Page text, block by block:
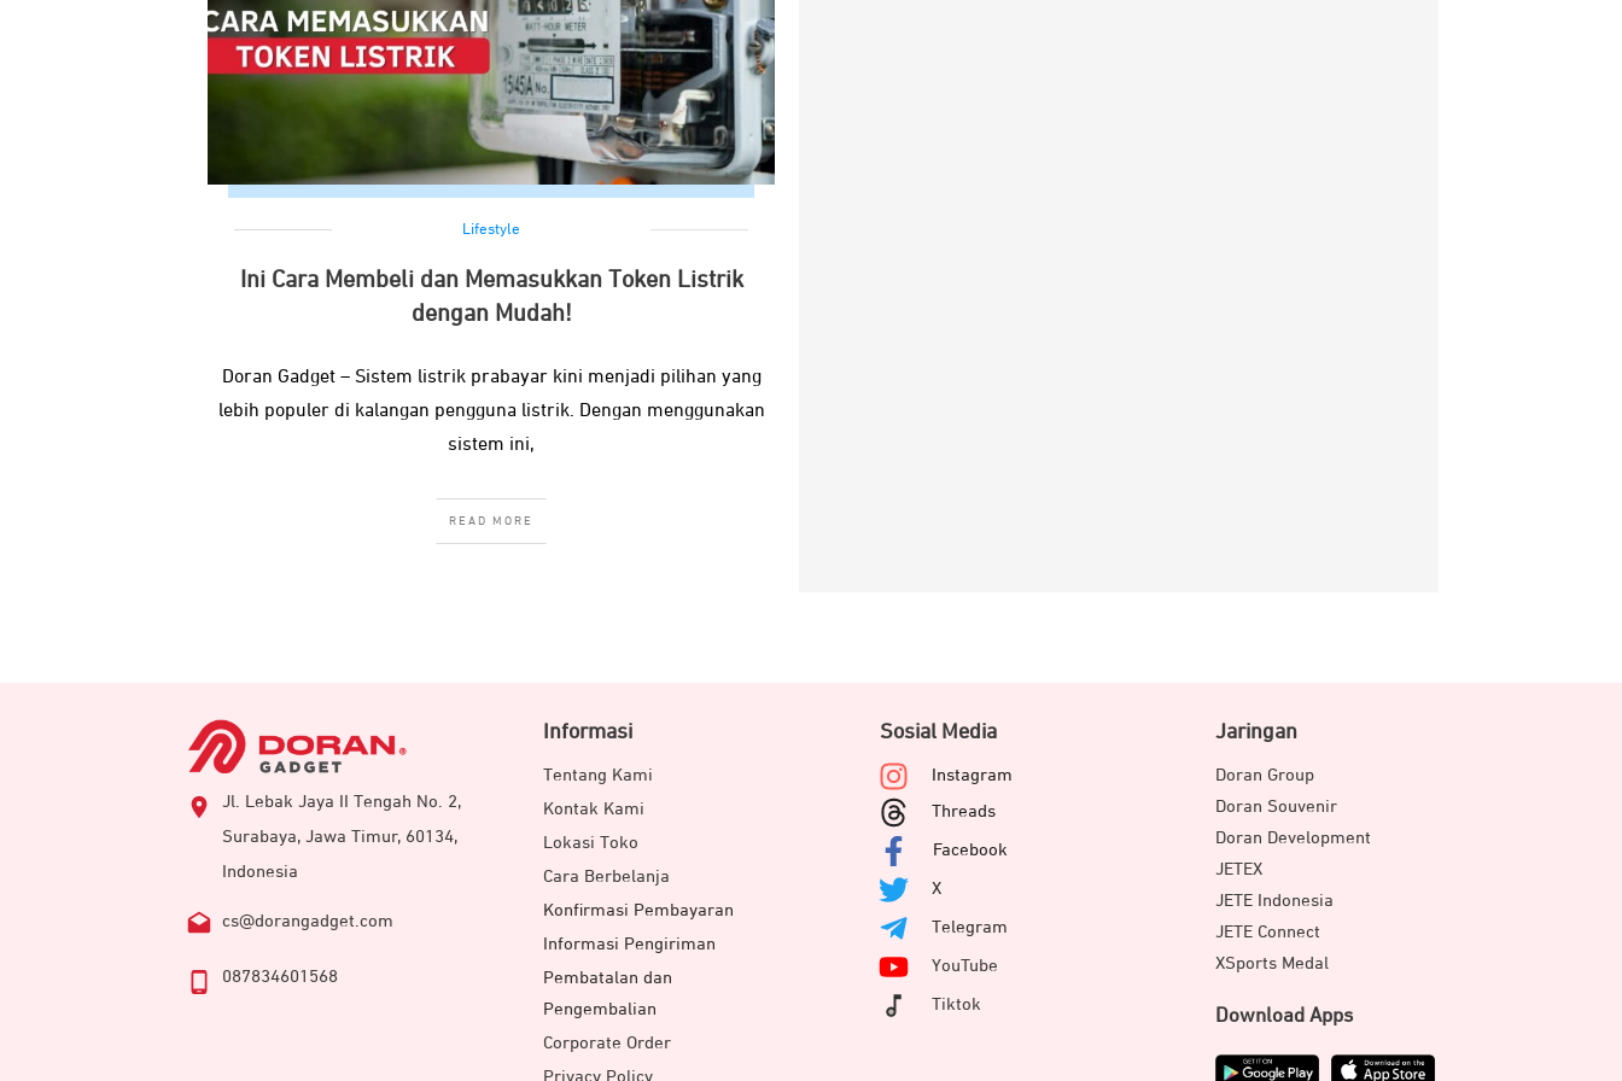
Lifestyle
Ini Cara Membeli dan Memasukkan Token Listrik
dengan Mudah!
Doran Gadget – Sistem listrik prabayar kini menjadi pilihan yang
lebih populer di kalangan pengguna listrik. Dengan menggunakan
sistem ini,
READ MORE
Jl. Lebak Jaya II Tengah No. 2,
Surabaya, Jawa Timur, 60134,
Indonesia
cs@dorangadget.com
087834601568
Informasi
Tentang Kami
Kontak Kami
Lokasi Toko
Cara Berbelanja
Konfirmasi Pembayaran
Informasi Pengiriman
Pembatalan dan
Pengembalian
Corporate Order
Privacy Policy
Sosial Media
Instagram
Threads
Facebook
X
Telegram
YouTube
Tiktok
Jaringan
Doran Group
Doran Souvenir
Doran Development
JETEX
JETE Indonesia
JETE Connect
XSports Medal
Download Apps